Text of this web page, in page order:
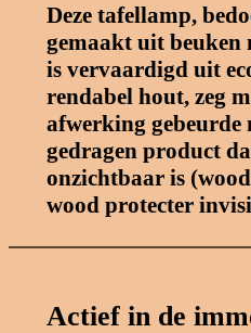
Deze tafellamp,
gemaakt uit
is vervaardigd uit
rendabel hout, zeg
afwerking gebeurde
gedragen product
onzichtbaar is
wood protecter
Actief in de